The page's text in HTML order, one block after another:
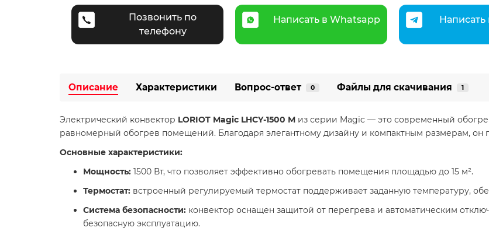
Позвонить по
телефону
Написать в Whatsapp Написать
Описание Характеристики Вопрос-ответ 0 Файлы для скачивания 1
​Электрический конвектор LORIOT Magic LHCY-1500 М из серии Magic — это современный
равномерный обогрев помещений. Благодаря элегантному дизайну и компактным размерам, он
Основные характеристики:
Мощность: 1500 Вт, что позволяет эффективно обогревать помещения площадью до 15 м².​
Термостат: встроенный регулируемый термостат поддерживает заданную температуру,
Система безопасности: конвектор оснащен защитой от перегрева и автоматическим
безопасную эксплуатацию.​